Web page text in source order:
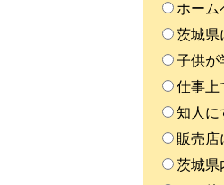
ホーム
茨城県
子供が
仕事上
知人に
販売店
茨城県